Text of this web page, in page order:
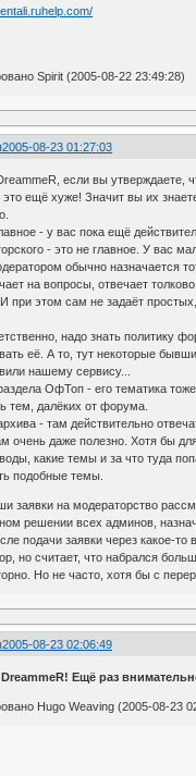
Spirit (2005-08-22 23:49:28)
2005-08-23 01:27:03
если вы утверждаете,
это ещё хуже! Значит вы их
- у вас пока ещё
- это не главное. У вас
обычно назначается
на вопросы, отвечает
при этом сам не задаёт
надо знать политику
её. А то, тут некоторые
нашему сервису...
ОфТоп - его тематика
тем, далёких от форума.
- там действительно
очень даже полезно. Хотя бы
какие темы и за что туда
подобные темы.
заявки на модераторство
решении всех админов,
подачи заявки через какое-
но считает, что набрался
Но не часто, хотя бы с
2005-08-23 02:06:49
Ещё раз
Hugo Weaving (2005-08-23